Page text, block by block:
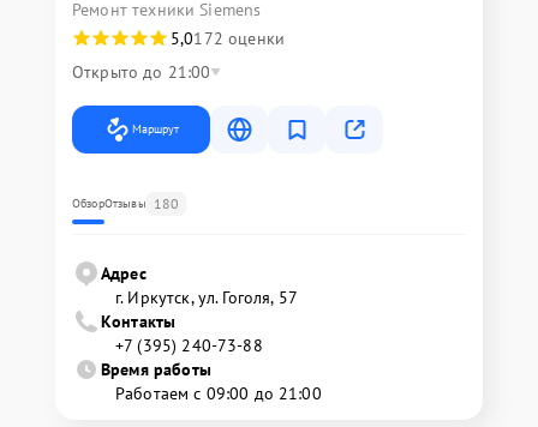
Ремонт техники Siemens
5,0172 оценки
Открыто до 21:00
Маршрут
ОбзорОтзывы 180
Адрес
г. Иркутск, ул. ​Гоголя, 57
Контакты
+7 (395) 240-73-88
Время работы
Работаем с 09:00 до 21:00